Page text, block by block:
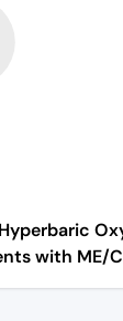
with ME/